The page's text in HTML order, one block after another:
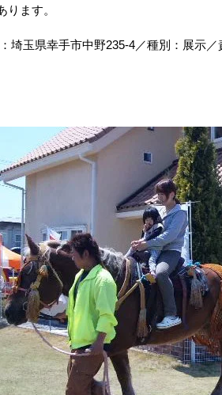
ます。
玉県幸手市中野235‐4／種別：展示